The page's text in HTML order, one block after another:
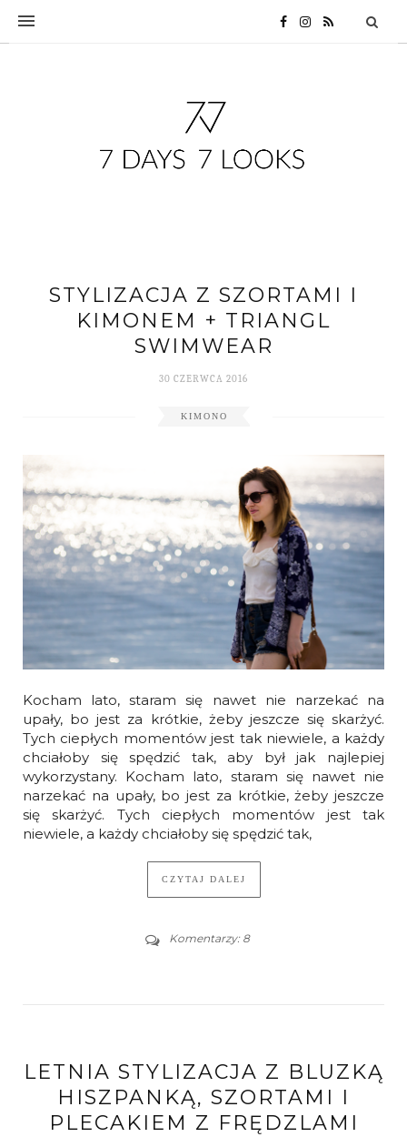
STYLIZACJA Z SZORTAMI I
KIMONEM + TRIANGL
SWIMWEAR
30 CZERWCA 2016
KIMONO
Kocham lato, staram się nawet nie narzekać na
upały, bo jest za krótkie, żeby jeszcze się skarżyć.
Tych ciepłych momentów jest tak niewiele, a każdy
chciałoby się spędzić tak, aby był jak najlepiej
wykorzystany. Kocham lato, staram się nawet nie
narzekać na upały, bo jest za krótkie, żeby jeszcze
się skarżyć. Tych ciepłych momentów jest tak
niewiele, a każdy chciałoby się spędzić tak,
CZYTAJ DALEJ
Komentarzy: 8
LETNIA STYLIZACJA Z BLUZKĄ
HISZPANKĄ, SZORTAMI I
PLECAKIEM Z FRĘDZLAMI